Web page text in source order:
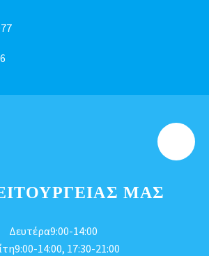
ΜΑΣ
Δευτέρα9:00-14:00
14:00, 17:30-21:00